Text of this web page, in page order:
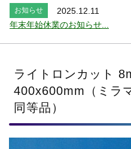
お知らせ
2025.12.11
年末年始休業のお知らせ...
お知らせ
2024.2.27
全国へ確実・迅速に納品...
お知らせ
2024.2.27
オンラインショップを開設いた
お知らせ
2026.7.24
2026年 夏季休業のお知らせ...
ライトロンカット
400x600mm（ミラ
同等品）